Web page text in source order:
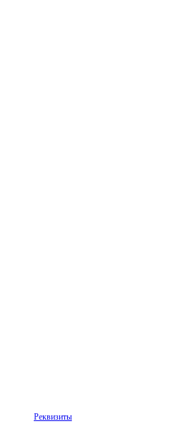
Реквизиты